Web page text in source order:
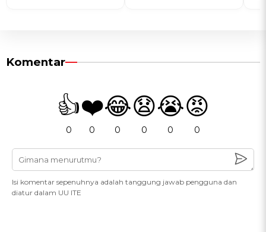
Komentar
👍
0
❤️
0
😂
0
😧
0
😭
0
😡
0
Isi komentar sepenuhnya adalah tanggung jawab pengguna dan
diatur dalam UU ITE